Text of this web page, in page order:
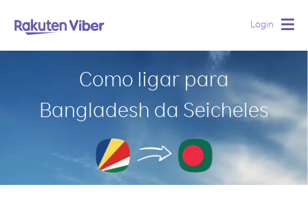
Login
Como ligar para
Bangladesh da Seicheles